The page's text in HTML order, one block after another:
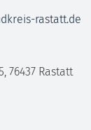
rastatt.de
76437 Rastatt